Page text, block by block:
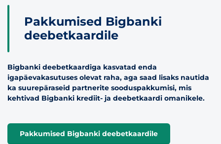
Pakkumised Bigbanki
deebetkaardile
Bigbanki deebetkaardiga kasvatad enda
igapäevakasutuses olevat raha, aga saad lisaks nautida
ka suurepäraseid partnerite sooduspakkumisi, mis
kehtivad Bigbanki krediit- ja deebetkaardi omanikele.
Pakkumised Bigbanki deebetkaardile